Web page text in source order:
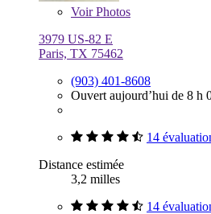
VoirPhotos
3979 US-82 E
Paris, TX 75462
(903) 401-8608
Ouvert aujourd’hui de 8 h
14
Distance estimée
3,2 milles
14